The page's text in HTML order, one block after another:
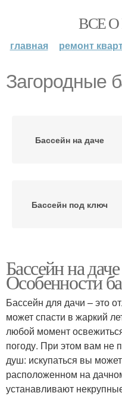
ВСЕ
главная ремонт
Загородные
Бассейн на даче
Бассейн под ключ
Материалы для
бассейна
Бассейн на
Особенности
Бассейн для дачи – это
может спасти в жаркий
любой момент
погоду. При этом вам не
душ: искупаться вы
расположенном на
устанавливают